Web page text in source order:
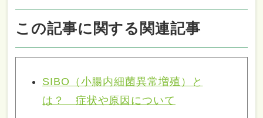
この記事に関する関連記事
SIBO（小腸内細菌異常増殖）と
は？ 症状や原因について